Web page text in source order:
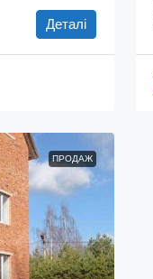
Деталі
ПРОДАЖ